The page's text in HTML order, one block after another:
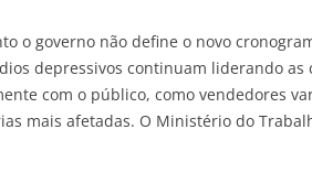
o governo não define o novo
depressivos continuam liderando
com o público, como vendedores
mais afetadas. O Ministério do